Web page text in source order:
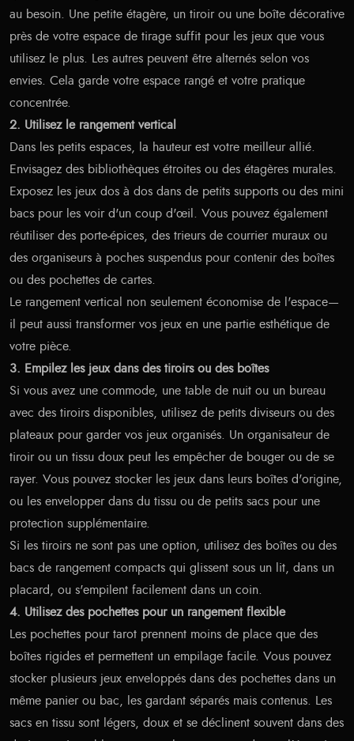
au besoin. Une petite étagère, un tiroir ou une boîte décorative
près de votre espace de tirage suffit pour les jeux que vous
utilisez le plus. Les autres peuvent être alternés selon vos
envies. Cela garde votre espace rangé et votre pratique
concentrée.
2. Utilisez le rangement vertical
Dans les petits espaces, la hauteur est votre meilleur allié.
Envisagez des bibliothèques étroites ou des étagères murales.
Exposez les jeux dos à dos dans de petits supports ou des mini
bacs pour les voir d'un coup d'œil. Vous pouvez également
réutiliser des porte-épices, des trieurs de courrier muraux ou
des organiseurs à poches suspendus pour contenir des boîtes
ou des pochettes de cartes.
Le rangement vertical non seulement économise de l'espace—
il peut aussi transformer vos jeux en une partie esthétique de
votre pièce.
3. Empilez les jeux dans des tiroirs ou des boîtes
Si vous avez une commode, une table de nuit ou un bureau
avec des tiroirs disponibles, utilisez de petits diviseurs ou des
plateaux pour garder vos jeux organisés. Un organisateur de
tiroir ou un tissu doux peut les empêcher de bouger ou de se
rayer. Vous pouvez stocker les jeux dans leurs boîtes d'origine,
ou les envelopper dans du tissu ou de petits sacs pour une
protection supplémentaire.
Si les tiroirs ne sont pas une option, utilisez des boîtes ou des
bacs de rangement compacts qui glissent sous un lit, dans un
placard, ou s'empilent facilement dans un coin.
4. Utilisez des pochettes pour un rangement flexible
Les pochettes pour tarot prennent moins de place que des
boîtes rigides et permettent un empilage facile. Vous pouvez
stocker plusieurs jeux enveloppés dans des pochettes dans un
même panier ou bac, les gardant séparés mais contenus. Les
sacs en tissu sont légers, doux et se déclinent souvent dans des